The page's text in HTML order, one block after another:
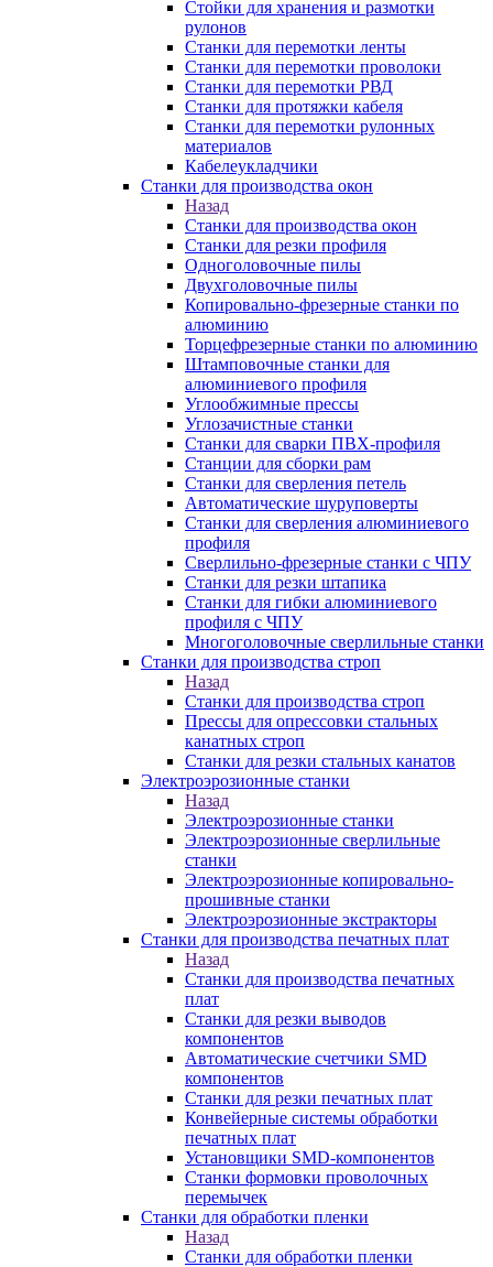
Стойки для хранения и размотки
рулонов
Станки для перемотки ленты
Станки для перемотки проволоки
Станки для перемотки РВД
Станки для протяжки кабеля
Станки для перемотки рулонных
материалов
Кабелеукладчики
Станки для производства окон
Назад
Станки для производства окон
Станки для резки профиля
Одноголовочные пилы
Двухголовочные пилы
Копировально-фрезерные станки по
алюминию
Торцефрезерные станки по алюминию
Штамповочные станки для
алюминиевого профиля
Углообжимные прессы
Углозачистные станки
Станки для сварки ПВХ-профиля
Станции для сборки рам
Станки для сверления петель
Автоматические шуруповерты
Станки для сверления алюминиевого
профиля
Сверлильно-фрезерные станки с ЧПУ
Станки для резки штапика
Станки для гибки алюминиевого
профиля с ЧПУ
Многоголовочные сверлильные станки
Станки для производства строп
Назад
Станки для производства строп
Прессы для опрессовки стальных
канатных строп
Станки для резки стальных канатов
Электроэрозионные станки
Назад
Электроэрозионные станки
Электроэрозионные сверлильные
станки
Электроэрозионные копировально-
прошивные станки
Электроэрозионные экстракторы
Станки для производства печатных плат
Назад
Станки для производства печатных
плат
Станки для резки выводов
компонентов
Автоматические счетчики SMD
компонентов
Станки для резки печатных плат
Конвейерные системы обработки
печатных плат
Установщики SMD-компонентов
Станки формовки проволочных
перемычек
Станки для обработки пленки
Назад
Станки для обработки пленки